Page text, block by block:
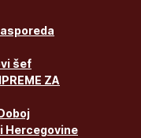
šef
ZA
Hercegovine